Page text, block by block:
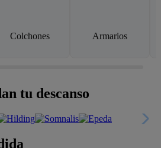
Colchones Armarios
tu descanso